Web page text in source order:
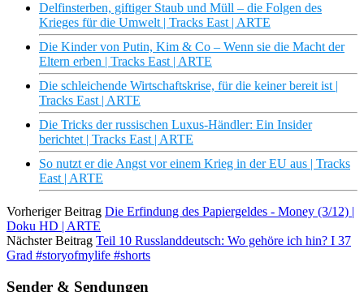
Delfinsterben, giftiger Staub und Müll – die Folgen des
Krieges für die Umwelt | Tracks East | ARTE
Die Kinder von Putin, Kim & Co – Wenn sie die Macht der
Eltern erben | Tracks East | ARTE
Die schleichende Wirtschaftskrise, für die keiner bereit ist |
Tracks East | ARTE
Die Tricks der russischen Luxus-Händler: Ein Insider
berichtet | Tracks East | ARTE
So nutzt er die Angst vor einem Krieg in der EU aus | Tracks
East | ARTE
Vorheriger Beitrag Die Erfindung des Papiergeldes - Money (3/12) |
Doku HD | ARTE
Nächster Beitrag Teil 10 Russlanddeutsch: Wo gehöre ich hin? I 37
Grad #storyofmylife #shorts
Sender & Sendungen